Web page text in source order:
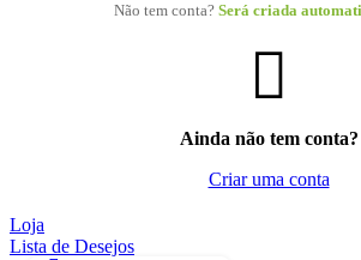
Não tem conta? Será criada
Ainda não tem conta?
Criar uma conta
Loja
Lista de Desejos